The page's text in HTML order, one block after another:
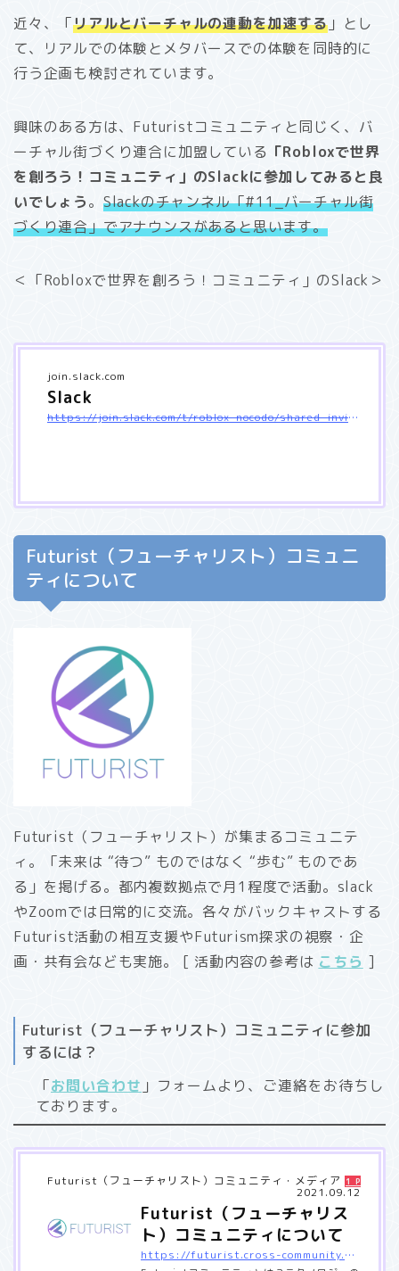
近々、「リアルとバーチャルの連動を加速する」とし
て、リアルでの体験とメタバースでの体験を同時的に
行う企画も検討されています。
興味のある方は、Futuristコミュニティと同じく、バ
ーチャル街づくり連合に加盟している 「Robloxで世界
を創ろう！コミュニティ」のSlackに参加してみると良
いでしょう。 Slackのチャンネル「#11_バーチャル街
づくり連合」でアナウンスがあると思います。
＜「Robloxで世界を創ろう！コミュニティ」のSlack＞
join.slack.com
Slack
https://join.slack.com/t/roblox-nocodo/shared_invite/zt-s40x2mza-iyFyZyx3TqLH1w~VPUWeOA
Futurist（フューチャリスト）コミュニ
ティについて
Futurist（フューチャリスト）が集まるコミュニテ
ィ。「未来は “待つ” ものではなく “歩む” ものであ
る」を掲げる。都内複数拠点で月1程度で活動。slack
やZoomでは日常的に交流。各々がバックキャストする
Futurist活動の相互支援やFuturism探求の視察・企
画・共有会なども実施。 [ 活動内容の参考は こちら ]
Futurist（フューチャリスト）コミュニティに参加
するには？
「お問い合わせ 」フォームより、ご連絡をお待ちし
ております。
Futurist（フューチャリスト）コミュニティ・メディア 1 Pocket
2021.09.12
Futurist（フューチャリス
ト）コミュニティについて
https://futurist.cross-community.net/about